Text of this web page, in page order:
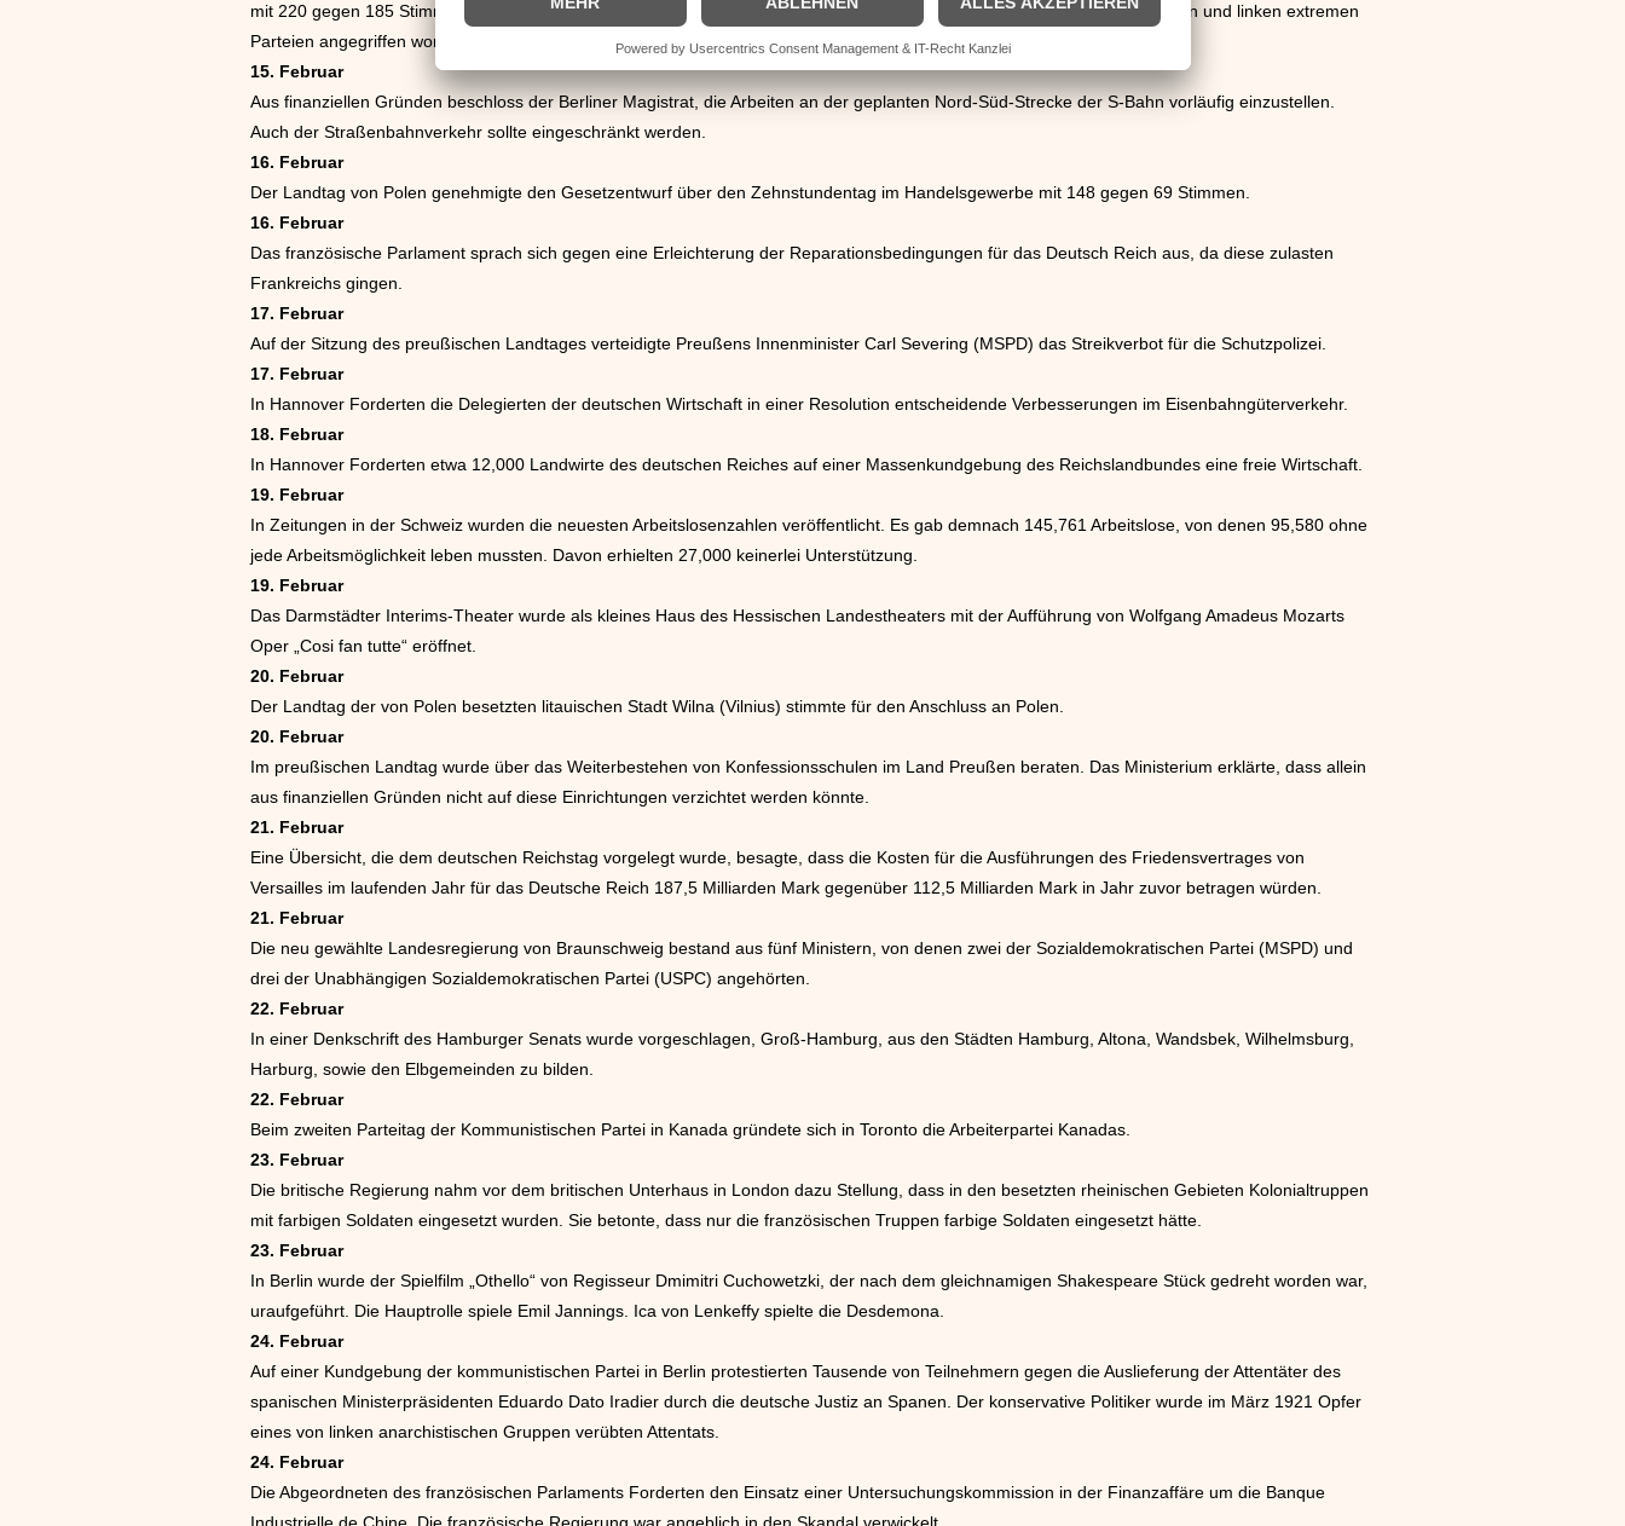
mit 220 gegen 185 Stimmen das Vertrauen aus. Wirth war wegen seiner Haltung im Streik der Eisenbahner von den rechten und linken extremen
Parteien angegriffen worden.
15. Februar
Aus finanziellen Gründen beschloss der Berliner Magistrat, die Arbeiten an der geplanten Nord-Süd-Strecke der S-Bahn vorläufig einzustellen.
Auch der Straßenbahnverkehr sollte eingeschränkt werden.
16. Februar
Der Landtag von Polen genehmigte den Gesetzentwurf über den Zehnstundentag im Handelsgewerbe mit 148 gegen 69 Stimmen.
16. Februar
Das französische Parlament sprach sich gegen eine Erleichterung der Reparationsbedingungen für das Deutsch Reich aus, da diese zulasten
Frankreichs gingen.
17. Februar
Auf der Sitzung des preußischen Landtages verteidigte Preußens Innenminister Carl Severing (MSPD) das Streikverbot für die Schutzpolizei.
17. Februar
In Hannover Forderten die Delegierten der deutschen Wirtschaft in einer Resolution entscheidende Verbesserungen im Eisenbahngüterverkehr.
18. Februar
In Hannover Forderten etwa 12,000 Landwirte des deutschen Reiches auf einer Massenkundgebung des Reichslandbundes eine freie Wirtschaft.
19. Februar
In Zeitungen in der Schweiz wurden die neuesten Arbeitslosenzahlen veröffentlicht. Es gab demnach 145,761 Arbeitslose, von denen 95,580 ohne
jede Arbeitsmöglichkeit leben mussten. Davon erhielten 27,000 keinerlei Unterstützung.
19. Februar
Das Darmstädter Interims-Theater wurde als kleines Haus des Hessischen Landestheaters mit der Aufführung von Wolfgang Amadeus Mozarts
Oper „Cosi fan tutte“ eröffnet.
20. Februar
Der Landtag der von Polen besetzten litauischen Stadt Wilna (Vilnius) stimmte für den Anschluss an Polen.
20. Februar
Im preußischen Landtag wurde über das Weiterbestehen von Konfessionsschulen im Land Preußen beraten. Das Ministerium erklärte, dass allein
aus finanziellen Gründen nicht auf diese Einrichtungen verzichtet werden könnte.
21. Februar
Eine Übersicht, die dem deutschen Reichstag vorgelegt wurde, besagte, dass die Kosten für die Ausführungen des Friedensvertrages von
Versailles im laufenden Jahr für das Deutsche Reich 187,5 Milliarden Mark gegenüber 112,5 Milliarden Mark in Jahr zuvor betragen würden.
21. Februar
Die neu gewählte Landesregierung von Braunschweig bestand aus fünf Ministern, von denen zwei der Sozialdemokratischen Partei (MSPD) und
drei der Unabhängigen Sozialdemokratischen Partei (USPC) angehörten.
22. Februar
In einer Denkschrift des Hamburger Senats wurde vorgeschlagen, Groß-Hamburg, aus den Städten Hamburg, Altona, Wandsbek, Wilhelmsburg,
Harburg, sowie den Elbgemeinden zu bilden.
22. Februar
Beim zweiten Parteitag der Kommunistischen Partei in Kanada gründete sich in Toronto die Arbeiterpartei Kanadas.
23. Februar
Die britische Regierung nahm vor dem britischen Unterhaus in London dazu Stellung, dass in den besetzten rheinischen Gebieten Kolonialtruppen
mit farbigen Soldaten eingesetzt wurden. Sie betonte, dass nur die französischen Truppen farbige Soldaten eingesetzt hätte.
23. Februar
In Berlin wurde der Spielfilm „Othello“ von Regisseur Dmimitri Cuchowetzki, der nach dem gleichnamigen Shakespeare Stück gedreht worden war,
uraufgeführt. Die Hauptrolle spiele Emil Jannings. Ica von Lenkeffy spielte die Desdemona.
24. Februar
Auf einer Kundgebung der kommunistischen Partei in Berlin protestierten Tausende von Teilnehmern gegen die Auslieferung der Attentäter des
spanischen Ministerpräsidenten Eduardo Dato Iradier durch die deutsche Justiz an Spanen. Der konservative Politiker wurde im März 1921 Opfer
eines von linken anarchistischen Gruppen verübten Attentats.
24. Februar
Die Abgeordneten des französischen Parlaments Forderten den Einsatz einer Untersuchungskommission in der Finanzaffäre um die Banque